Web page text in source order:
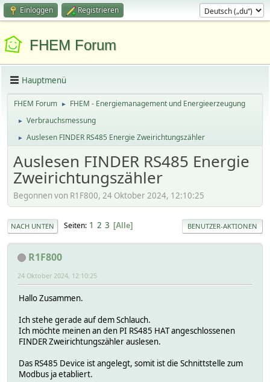
Einloggen Registrieren
FHEM Forum
Hauptmenü
FHEM Forum ► FHEM - Energiemanagement und Energieerzeugung
► Verbrauchsmessung
► Auslesen FINDER RS485 Energie Zweirichtungszähler
Auslesen FINDER RS485 Energie
Zweirichtungszähler
Begonnen von R1F800, 24 Oktober 2024, 12:10:25
NACH UNTEN Seiten 1 2 3 Alle BENUTZER-AKTIONEN
R1F800
24 Oktober 2024, 12:10:25
Hallo Zusammen.
Ich stehe gerade auf dem Schlauch.
Ich möchte meinen an den PI RS485 HAT angeschlossenen
FINDER Zweirichtungszähler auslesen.
Das RS485 Device ist angelegt, somit ist die Schnittstelle zum
Modbus ja etabliert.